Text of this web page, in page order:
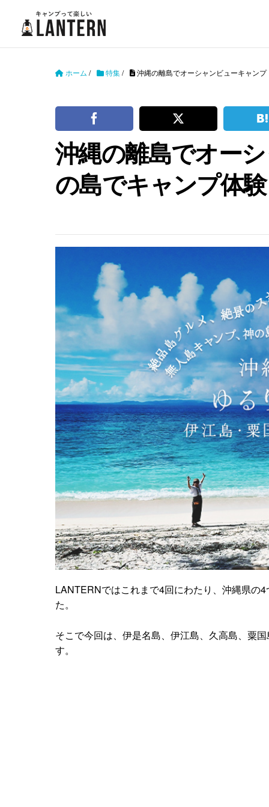
ホーム / 特集/ 沖縄の離島でオーシャンビューキャン
沖縄の離島でオー
の島でキャンプ体
LANTERNではこれまで4回にわたり、沖縄県の
た。
そこで今回は、伊是名島、伊江島、久高島、粟
す。